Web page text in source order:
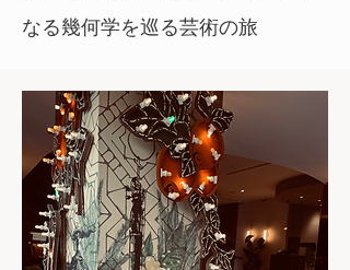
なる幾何学を巡る芸術の旅